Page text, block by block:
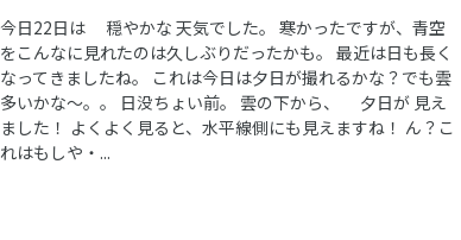
今日22日は 穏やかな 天気でした。 寒かったですが、青空
をこんなに見れたのは久しぶりだったかも。 最近は日も長く
なってきましたね。 これは今日は夕日が撮れるかな？でも雲
多いかな～。。 日没ちょい前。 雲の下から、 夕日が 見え
ました！ よくよく見ると、水平線側にも見えますね！ ん？こ
れはもしや・...